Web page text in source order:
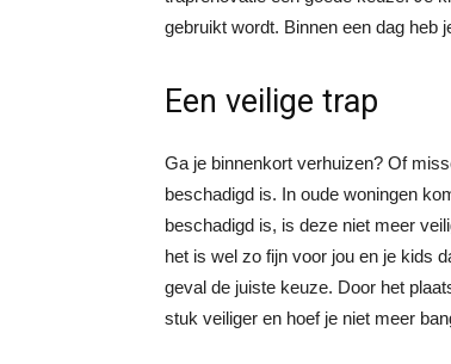
gebruikt wordt. Binnen een dag heb
Een veilige trap
Ga je binnenkort verhuizen? Of
beschadigd is. In oude woningen
beschadigd is, is deze niet meer
het is wel zo fijn voor jou en je kids
geval de juiste keuze. Door het
stuk veiliger en hoef je niet meer